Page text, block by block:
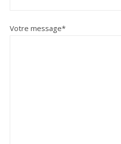
Votre message*